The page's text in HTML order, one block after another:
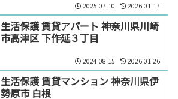
2025.07.10 2026.01.17
生活保護 賃貸アパート 神奈川県川崎
市高津区 下作延３丁目
2024.08.15 2026.01.26
生活保護 賃貸マンション 神奈川県伊
勢原市 白根